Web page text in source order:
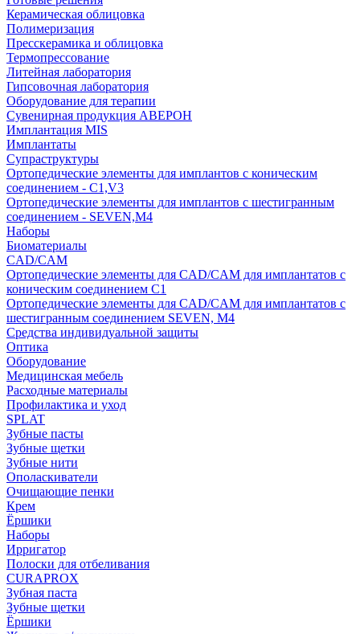
Керамическая облицовка
Полимеризация
Пресскерамика и облицовка
Термопрессование
Литейная лаборатория
Гипсовочная лаборатория
Оборудование для терапии
Сувенирная продукция АВЕРОН
Имплантация MIS
Имплантаты
Супраструктуры
Ортопедические элементы для имплантов с коническим
соединением - C1,V3
Ортопедические элементы для имплантов с шестигранным
соединением - SEVEN,M4
Наборы
Биоматериалы
CAD/CAM
Ортопедические элементы для CAD/CAM для имплантатов с
коническим соединением С1
Ортопедические элементы для CAD/CAM для имплантатов с
шестигранным соединением SEVEN, М4
Средства индивидуальной защиты
Оптика
Оборудование
Медицинская мебель
Расходные материалы
Профилактика и уход
SPLAT
Зубные пасты
Зубные щетки
Зубные нити
Ополаскиватели
Очищающие пенки
Крем
Ёршики
Наборы
Ирригатор
Полоски для отбеливания
CURAPROX
Зубная паста
Зубные щетки
Ёршики